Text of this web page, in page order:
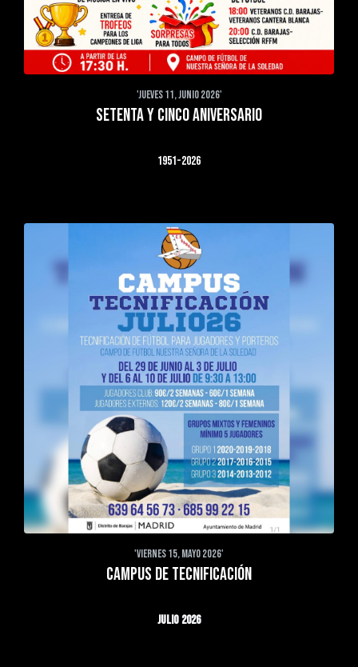
'JUEVES 11, JUNIO 2026'
SETENTA Y CINCO ANIVERSARIO
1951-2026
'VIERNES 15, MAYO 2026'
CAMPUS DE TECNIFICACIÓN
JULIO 2026